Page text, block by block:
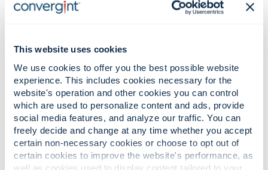
This website uses cookies
We use cookies to offer you the best possible website
experience. This includes cookies necessary for the
website's operation and other cookies you can control
which are used to personalize content and ads, provide
social media features, and analyze our traffic. You can
freely decide and change at any time whether you accept
certain non-necessary cookies or choose to opt out of
certain cookies to improve the website's performance, as
well as cookies used to display content tailored to your
Komplekse
forretningsudfordringer.
Sikre, målbare løsninger.
Stigende trusler på arbejdspladsen,
ejendomsrisici og insiders